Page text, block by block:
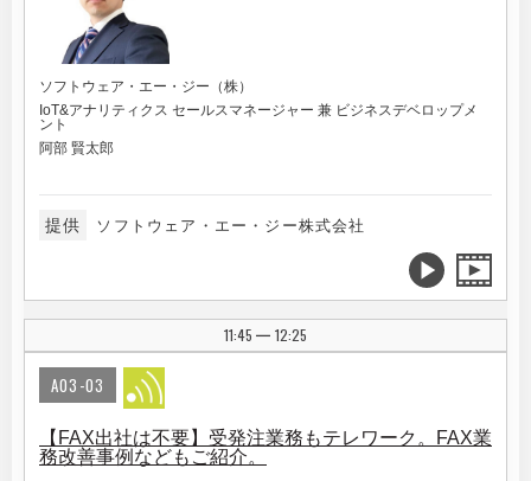
ソフトウェア・エー・ジー（株）
IoT&アナリティクス セールスマネージャー 兼 ビジネスデベロップメ
ント
阿部 賢太郎
提供 ソフトウェア・エー・ジー株式会社
11:45 | 12:25
A03-03
【FAX出社は不要】受発注業務もテレワーク。FAX業
務改善事例などもご紹介。